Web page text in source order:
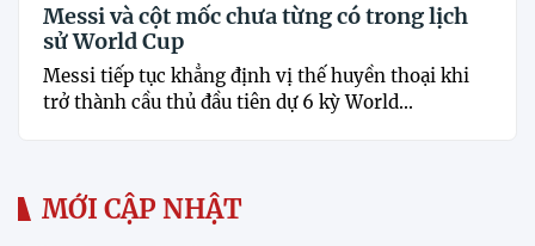
Messi và cột mốc chưa từng có trong lịch
sử World Cup
Messi tiếp tục khẳng định vị thế huyền thoại khi
trở thành cầu thủ đầu tiên dự 6 kỳ World...
MỚI CẬP NHẬT